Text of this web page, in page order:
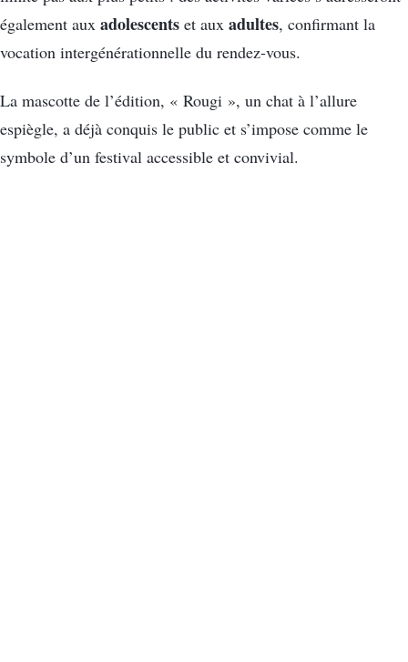
également aux adolescents et aux adultes, confirmant la
vocation intergénérationnelle du rendez-vous.
La mascotte de l’édition, « Rougi », un chat à l’allure
espiègle, a déjà conquis le public et s’impose comme le
symbole d’un festival accessible et convivial.